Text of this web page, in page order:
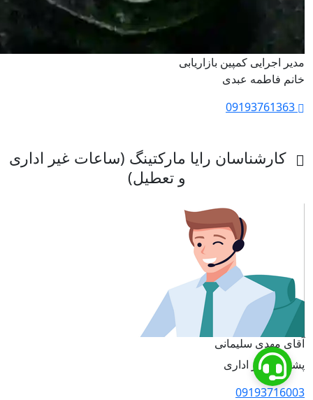
مدیر اجرایی کمپین بازاریابی
خانم فاطمه عبدی
کارشناسان رایا مارکتینگ (ساعات غیر اداری
و تعطیل)
آقای مهدی سلیمانی
پشتیبان غیر اداری
09193716003